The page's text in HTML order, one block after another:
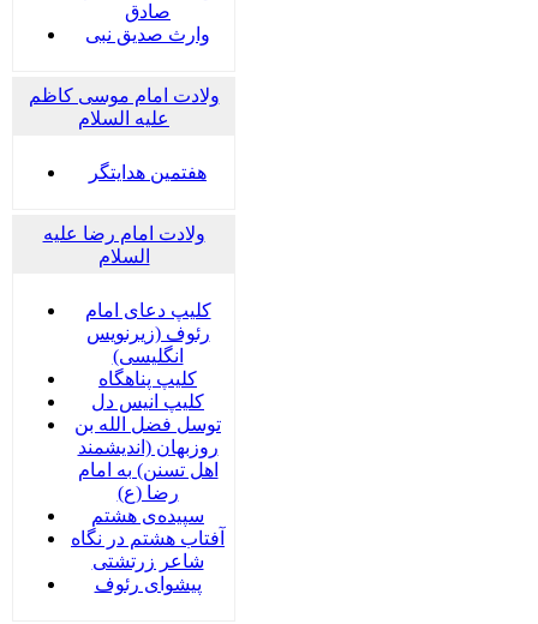
صادق
وارث صدیق نبی
ولادت امام موسی کاظم
علیه السلام
هفتمین هدایتگر
ولادت امام رضا علیه
السلام
کلیپ دعای امام
رئوف (زیرنویس
انگلیسی)
کلیپ پناهگاه
کلیپ انیس دل
توسل فضل الله بن
روزبهان (اندیشمند
اهل تسنن) به امام
رضا (ع)
سپیده‌ی هشتم
آفتاب هشتم در نگاه
شاعر زرتشتی
پیشوای رئوف